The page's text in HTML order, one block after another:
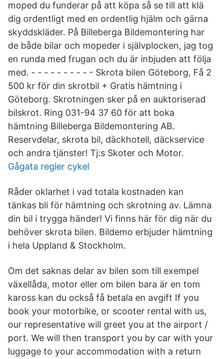
moped du funderar på att köpa så se till att klä
dig ordentligt med en ordentlig hjälm och gärna
skyddskläder. På Billeberga Bildemontering har
de både bilar och mopeder i självplocken, jag tog
en runda med frugan och du är inbjuden att följa
med. - - - - - - - - - - Skrota bilen Göteborg, Få 2
500 kr för din skrotbil + Gratis hämtning i
Göteborg. Skrotningen sker på en auktoriserad
bilskrot. Ring 031-94 37 60 för att boka
hämtning Billeberga Bildemontering AB.
Reservdelar, skrota bil, däckhotell, däckservice
och andra tjänster! Tj:s Skoter och Motor.
Gågata regler cykel
Råder oklarhet i vad totala kostnaden kan
tänkas bli för hämtning och skrotning av. Lämna
din bil i trygga händer! Vi finns här för dig när du
behöver skrota bilen. Bildemo erbjuder hämtning
i hela Uppland & Stockholm.
Om det saknas delar av bilen som till exempel
växellåda, motor eller om bilen bara är en tom
kaross kan du också få betala en avgift If you
book your motorbike, or scooter rental with us,
our representative will greet you at the airport /
port. We will then transport you by car with your
luggage to your accommodation with a return